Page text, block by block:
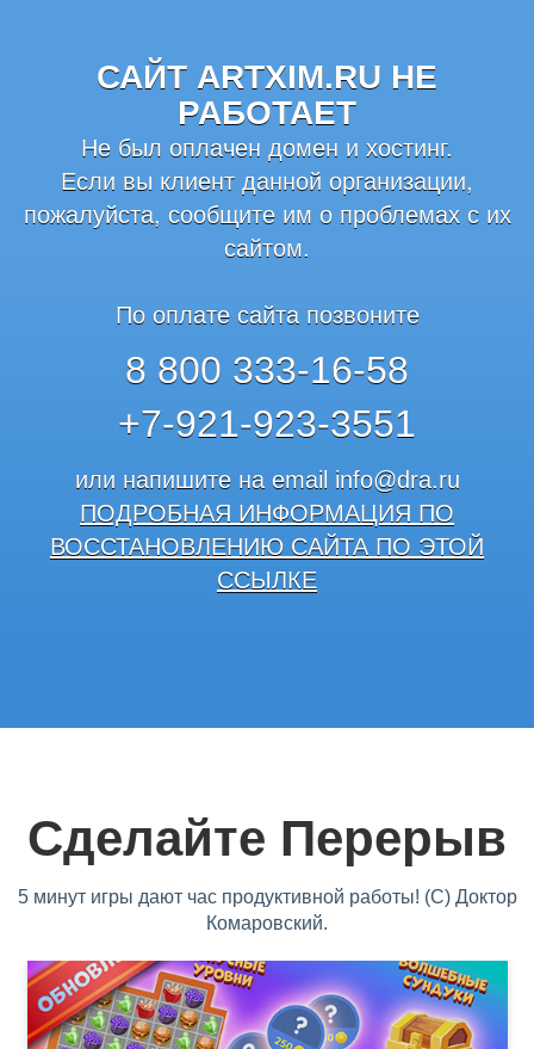
САЙТ ARTXIM.RU НЕ
РАБОТАЕТ
Не был оплачен домен и хостинг.
Если вы клиент данной организации,
пожалуйста, сообщите им о проблемах с их
сайтом.
По оплате сайта позвоните
8 800 333-16-58
+7-921-923-3551
или напишите на email info@dra.ru
ПОДРОБНАЯ ИНФОРМАЦИЯ ПО
ВОССТАНОВЛЕНИЮ САЙТА ПО ЭТОЙ
ССЫЛКЕ
Сделайте Перерыв
5 минут игры дают час продуктивной работы! (С) Доктор
Комаровский.